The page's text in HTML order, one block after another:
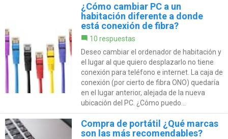
¿Cómo cambiar PC a un
habitación diferente a donde
está conexión de fibra?
10 respuestas
Deseo cambiar el ordenador de habitación y
el lugar al que quiero desplazarlo no tiene
conexión para teléfono e internet. La caja de
conexión (por cierto de fibra ONO) quedaría
en el lugar anterior, alejada de la nueva
ubicación del PC. ¿Cómo puedo...
Compra de portátil ¿Qué marcas
son las más recomendables?